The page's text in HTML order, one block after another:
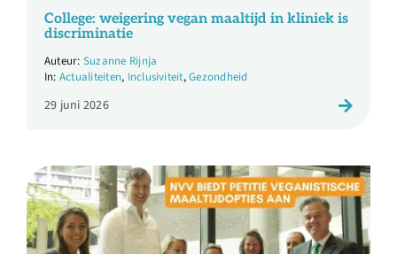
Over ons
Ondernemer
Doneren
Shop
College: weigering vegan maaltijd in kliniek is
discriminatie
Suzanne Rijnja
Actualiteiten, Inclusiviteit,Gezondheid
29 juni 2026